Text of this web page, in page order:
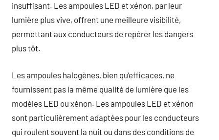
insuffisant. Les ampoules LED et xénon, par leur
lumière plus vive, offrent une meilleure visibilité,
permettant aux conducteurs de repérer les dangers
plus tôt.
Les ampoules halogènes, bien qu’efficaces, ne
fournissent pas la même qualité de lumière que les
modèles LED ou xénon. Les ampoules LED et xénon
sont particulièrement adaptées pour les conducteurs
qui roulent souvent la nuit ou dans des conditions de